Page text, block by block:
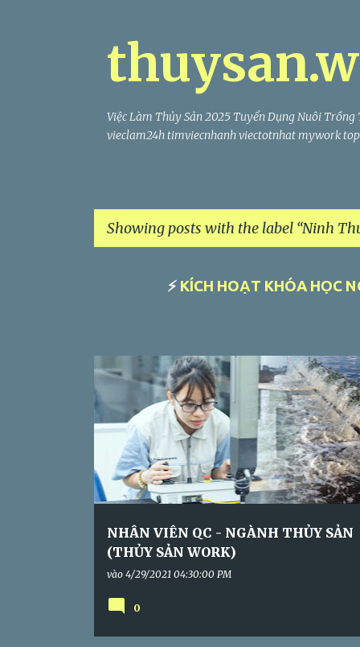
Việc Làm Thủy Sản 2025 Tuyển Dụng Nuôi Trồng
vieclam24h timviecnhanh viectotnhat mywork
Showing posts with the label Ninh
t
s
⚡ KÍCH HOẠT KHÓA HỌC
NHÂN VIÊN QC - NGÀNH THỦY SẢN
(THỦY SẢN WORK)
vào 4/29/2021 04:30:00 PM
5-7 TRIỆU NINH THUẬN TOÀN THỜI GIAN
0